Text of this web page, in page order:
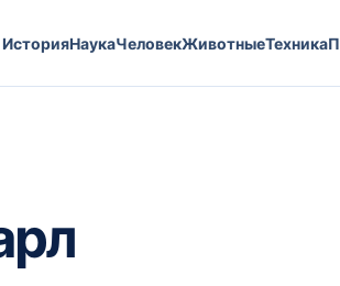
ИсторияНаукаЧеловекЖивотныеТехника